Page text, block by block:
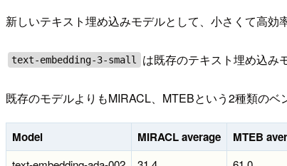
新しいテキスト埋め込みモデルとして、小さくて高効
text-embedding-3-small は既存のテキスト埋め込み
既存のモデルよりもMIRACL、MTEBという2種類のベ
Model MIRACL average MTEB